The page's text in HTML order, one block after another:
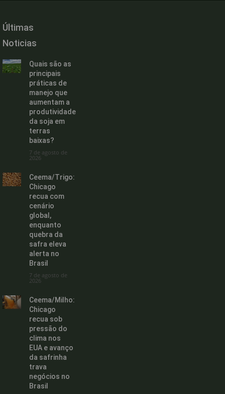
Últimas
Noticias
Quais são as
principais
práticas de
manejo que
aumentam a
produtividade
da soja em
terras
baixas?
7 de agosto de
2026
Ceema/Trigo:
Chicago
recua com
cenário
global,
enquanto
quebra da
safra eleva
alerta no
Brasil
7 de agosto de
2026
Ceema/Milho:
Chicago
recua sob
pressão do
clima nos
EUA e avanço
da safrinha
trava
negócios no
Brasil